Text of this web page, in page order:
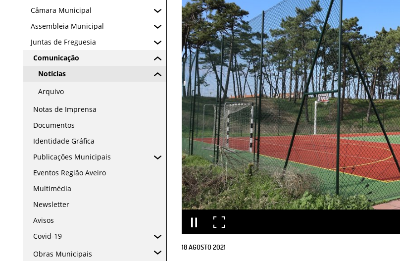
Câmara Municipal
Assembleia Municipal
Juntas de Freguesia
Comunicação
Notícias
Arquivo
Notas de Imprensa
Documentos
Identidade Gráfica
Publicações Municipais
Eventos Região Aveiro
Multimédia
Newsletter
Avisos
Covid-19
Obras Municipais
18AGOSTO2021